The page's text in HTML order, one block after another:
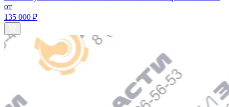
от
135 000 ₽